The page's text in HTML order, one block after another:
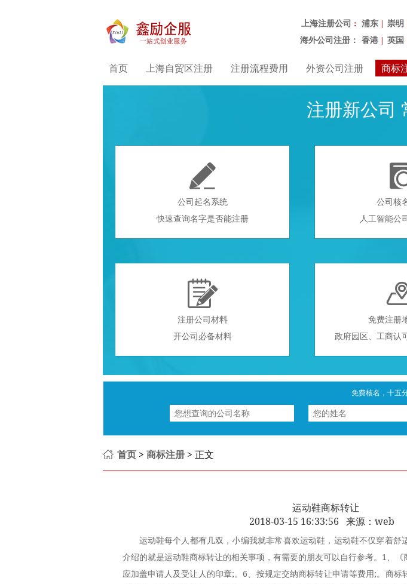
上海注册公司 ： 浦东 | 崇明
海外公司注册： 香港 | 英国
首页 上海自贸区注册 注册流程费用 外资公司注册 商标
注册新公司

公司起名系统
快速查询名字是否能注册
公司核
人工智能公

注册公司材料
开公司必备材料
免费注册
政府园区、工商认
免费核名，十五
首页 > 商标注册 > 正文
运动鞋商标转让
2018-03-15 16:33:56 来源：web
运动鞋每个人都有几双，小编我就非常喜欢运动鞋，运动鞋不仅穿着舒
介绍的就是运动鞋商标转让的相关事项，有需要的朋友可以自行参考。1、
应加盖申请人及受让人的印章;。6、按规定交纳商标转让申请等费用;。商标